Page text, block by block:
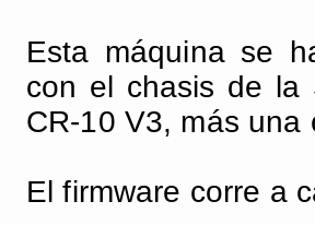
Esta máquina se
con el chasis de la
CR-10 V3, más
El firmware corre a